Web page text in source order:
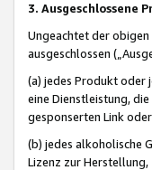
3. Ausgeschlossene
Ungeachtet der
ausgeschlossen
(a) jedes Produkt oder
eine Dienstleistung,
gesponserten Link
(b) jedes alkoholische
Lizenz zur